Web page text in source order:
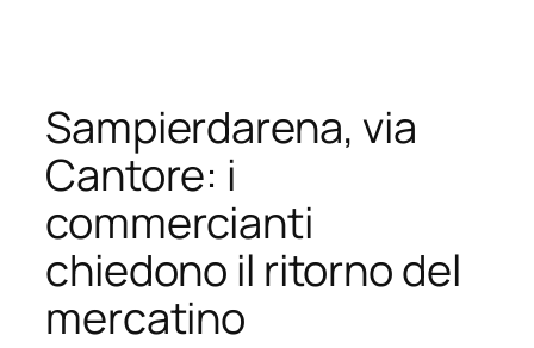
contenuto
Sampierdarena, via
Cantore: i
commercianti
chiedono il ritorno del
mercatino